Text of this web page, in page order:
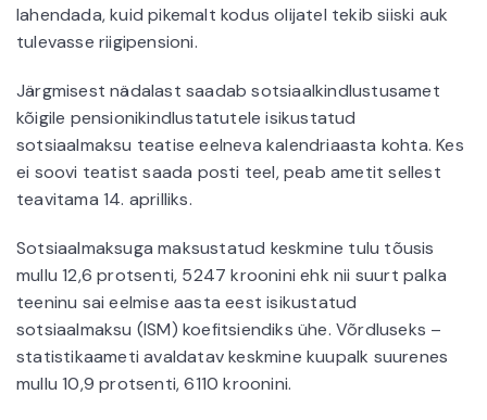
lahendada, kuid pikemalt kodus olijatel tekib siiski auk
tulevasse riigipensioni.
Järgmisest nädalast saadab sotsiaalkindlustusamet
kõigile pensionikindlustatutele isikustatud
sotsiaalmaksu teatise eelneva kalendriaasta kohta. Kes
ei soovi teatist saada posti teel, peab ametit sellest
teavitama 14. aprilliks.
Sotsiaalmaksuga maksustatud keskmine tulu tõusis
mullu 12,6 protsenti, 5247 kroonini ehk nii suurt palka
teeninu sai eelmise aasta eest isikustatud
sotsiaalmaksu (ISM) koefitsiendiks ühe. Võrdluseks –
statistikaameti avaldatav keskmine kuupalk suurenes
mullu 10,9 protsenti, 6110 kroonini.